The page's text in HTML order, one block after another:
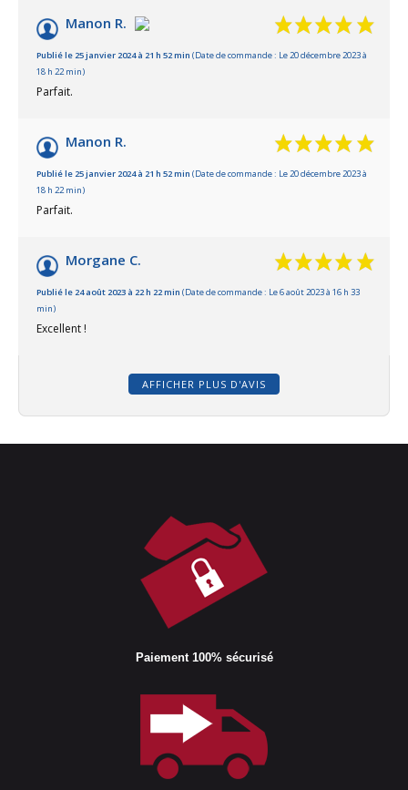
Manon R.
Publié le 25 janvier 2024 à 21 h 52 min (Date de commande : Le 20 décembre 2023 à
18 h 22 min)
Parfait.
Manon R.
Publié le 25 janvier 2024 à 21 h 52 min (Date de commande : Le 20 décembre 2023 à
18 h 22 min)
Parfait.
Morgane C.
Publié le 24 août 2023 à 22 h 22 min (Date de commande : Le 6 août 2023 à 16 h 33
min)
Excellent !
AFFICHER PLUS D'AVIS
Paiement 100% sécurisé